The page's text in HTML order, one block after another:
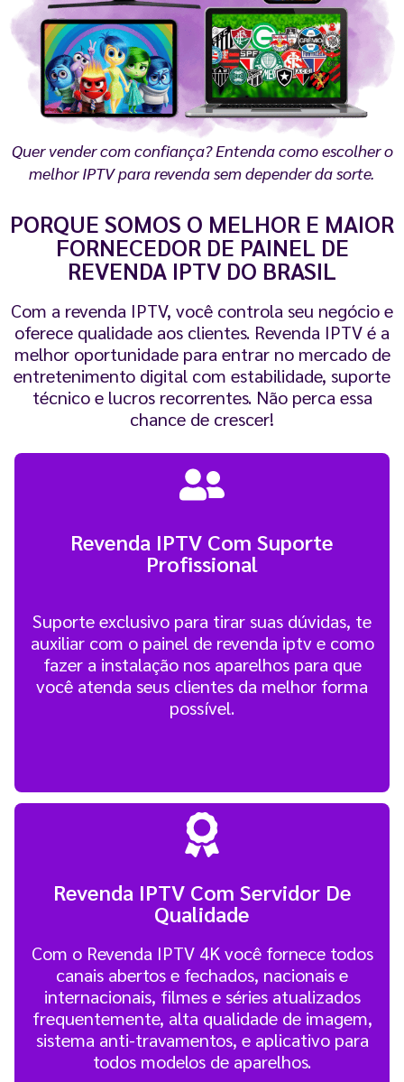
Quer vender com confiança? Entenda como escolher o
melhor IPTV para revenda sem depender da sorte.
PORQUE SOMOS O MELHOR E MAIOR
FORNECEDOR DE PAINEL DE
REVENDA IPTV DO BRASIL
Com a revenda IPTV, você controla seu negócio e
oferece qualidade aos clientes. Revenda IPTV é a
melhor oportunidade para entrar no mercado de
entretenimento digital com estabilidade, suporte
técnico e lucros recorrentes. Não perca essa
chance de crescer!
Revenda IPTV Com Suporte
Profissional
Suporte exclusivo para tirar suas dúvidas, te
auxiliar com o painel de revenda iptv e como
fazer a instalação nos aparelhos para que
você atenda seus clientes da melhor forma
possível.
Revenda IPTV Com Servidor De
Qualidade
Com o Revenda IPTV 4K você fornece todos
canais abertos e fechados, nacionais e
internacionais, filmes e séries atualizados
frequentemente, alta qualidade de imagem,
sistema anti-travamentos, e aplicativo para
todos modelos de aparelhos.